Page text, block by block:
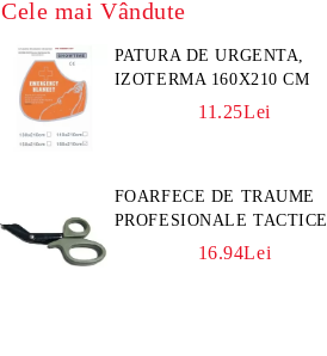
Cele mai Vândute
PATURA DE URGENTA,
IZOTERMA 160X210 CM
11.25Lei
FOARFECE DE TRAUME
PROFESIONALE TACTICE
CULOARE KAKI
16.94Lei